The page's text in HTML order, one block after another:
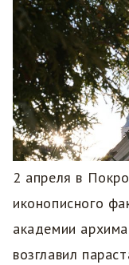
2 апреля в
иконописного
академии
возглавил